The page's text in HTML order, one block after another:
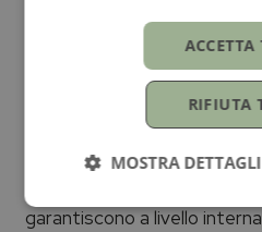
Siamo Gemmologi esperti e
personalmente i diamanti
ogni gioiello per dare vita a
gioiello è personalizzabile
gemmologiche della pietra
purezza, taglio e peso in
garantiscono a livello
ACCETTA
RIFIUTA
MOSTRA DETTAGLI